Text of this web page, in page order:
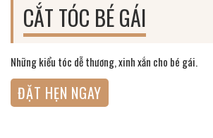
CẮT TÓC BÉ GÁI
Những kiểu tóc dễ thương, xinh xắn cho bé gái.
ĐẶT HẸN NGAY